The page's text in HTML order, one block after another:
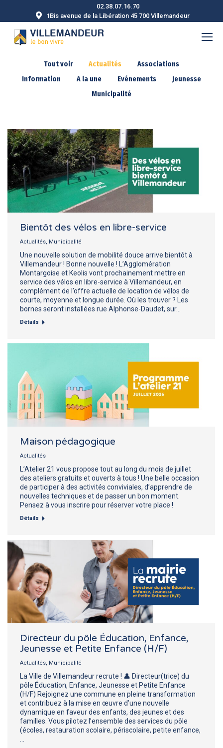
02.38.07.16.70
1Bis avenue de la Libération 45 700 Villemandeur
Tout voir Actualités
Associations
Information
A la une Evénements
Jeunesse
Municipalité
Bientôt des vélos en libre-service
Actualités, Municipalité
Une nouvelle solution de mobilité douce arrive bientôt à
Villemandeur ! Bonne nouvelle ! L’Agglomération
Montargoise et Keolis vont prochainement mettre en
service des vélos en libre-service à Villemandeur, en
complément de l’offre actuelle de location de vélos de
courte, moyenne et longue durée. Où les trouver ? Les
bornes seront installées rue Alphonse-Daudet, sur…
Détails
Maison pédagogique
Actualités
L’Atelier 21 vous propose tout au long du mois de juillet
des ateliers gratuits et ouverts à tous ! Une belle occasion
de participer à des activités conviviales, d’apprendre de
nouvelles techniques et de passer un bon moment.
Pensez à vous inscrire pour réserver votre place !
Détails
Directeur du pôle Éducation, Enfance,
Jeunesse et Petite Enfance (H/F)
Actualités, Municipalité
La Ville de Villemandeur recrute ! 👤 Directeur(trice) du
pôle Éducation, Enfance, Jeunesse et Petite Enfance
(H/F) Rejoignez une commune en pleine transformation
et contribuez à la mise en œuvre d’une nouvelle
dynamique en faveur des enfants, des jeunes et des
familles. Vous pilotez l’ensemble des services du pôle
(écoles, restauration scolaire, périscolaire, petite enfance,